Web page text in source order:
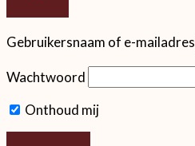
Gebruikersnaam of e-mailadres
Wachtwoord
Onthoud mij